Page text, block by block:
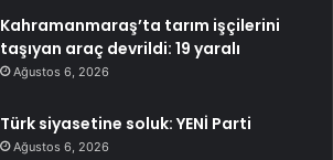
Kahramanmaraş’ta tarım işçilerini
taşıyan araç devrildi: 19 yaralı
Ağustos 6, 2026
Türk siyasetine soluk: YENİ Parti
Ağustos 6, 2026